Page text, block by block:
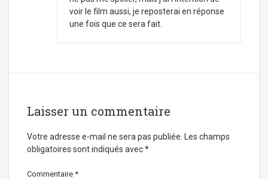
voir le film aussi, je reposterai en réponse
une fois que ce sera fait.
Laisser un commentaire
Votre adresse e-mail ne sera pas publiée.
Les champs
obligatoires sont indiqués avec*
Commentaire *